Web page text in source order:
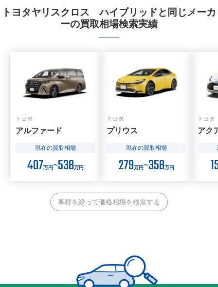
トヨタヤリスクロス ハイブリッドと同じメーカ
ーの買取相場検索実績
トヨタ
アルファード
現在の買取相場
407万円〜538万円
トヨタ
プリウス
現在の買取相場
279万円〜358万円
トヨタ
アク
車種を絞って価格相場を検索する